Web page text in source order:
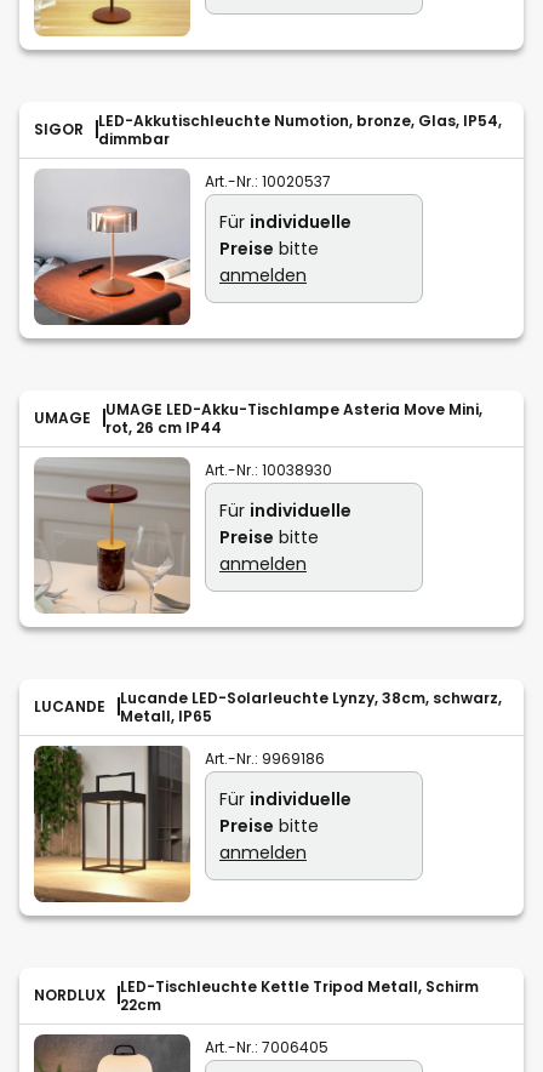
SIGOR
LED-Akkutischleuchte Numotion, bronze, Glas, IP54,
dimmbar
Art.-Nr.: 10020537
Für individuelle
Preise bitte
anmelden
UMAGE
UMAGE LED-Akku-Tischlampe Asteria Move Mini,
rot, 26 cm IP44
Art.-Nr.: 10038930
Für individuelle
Preise bitte
anmelden
LUCANDE
Lucande LED-Solarleuchte Lynzy, 38cm, schwarz,
Metall, IP65
Art.-Nr.: 9969186
Für individuelle
Preise bitte
anmelden
NORDLUX
LED-Tischleuchte Kettle Tripod Metall, Schirm
22cm
Art.-Nr.: 7006405